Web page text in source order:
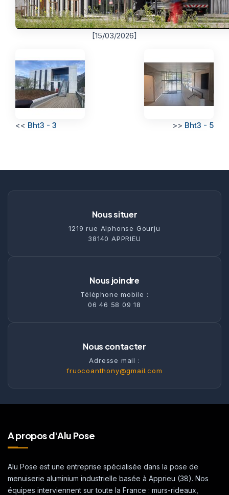
[15/03/2026]
<< Bht3 - 3 >> Bht3 - 5
Nous situer
1219 rue Alphonse Gourju
38140 APPRIEU
Nous joindre
Téléphone mobile :
06 46 58 09 18
Nous contacter
Adresse mail :
fruocoanthony@gmail.com
A propos d'Alu Pose
Alu Pose est une entreprise spécialisée dans la pose de
menuiserie aluminium industrielle basée à Apprieu (38). Nos
équipes interviennent sur toute la France : murs-rideaux,